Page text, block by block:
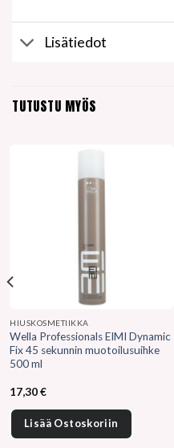
Lisätiedot
TUTUSTU MYÖS
HIUSKOSMETIIKKA
Wella Professionals EIMI Dynamic
Fix 45 sekunnin muotoilusuihke
500 ml
17,30€
Lisää Ostoskoriin